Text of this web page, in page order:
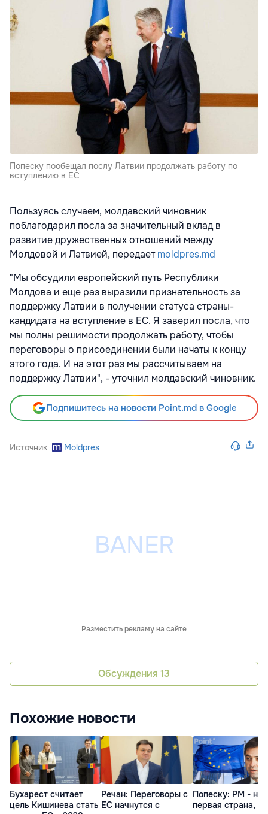
Попеску пообещал послу Латвии продолжать работу по
вступлению в ЕС
Пользуясь случаем, молдавский чиновник
поблагодарил посла за значительный вклад в
развитие дружественных отношений между
Молдовой и Латвией, передаетmoldpres.md
"Мы обсудили европейский путь Республики
Молдова и еще раз выразили признательность за
поддержку Латвии в получении статуса страны-
кандидата на вступление в ЕС. Я заверил посла, что
мы полны решимости продолжать работу, чтобы
переговоры о присоединении были начаты к концу
этого года. И на этот раз мы рассчитываем на
поддержку Латвии", - уточнил молдавский чиновник.
Подпишитесь на новости Point.md в Google
Источник Moldpres
Разместить рекламу на сайте
Обсуждения 13
Похожие новости
Бухарест считает
цель Кишинева стать
Речан: Переговоры с
ЕС начнутся с
Попеску: РМ - не
первая страна,